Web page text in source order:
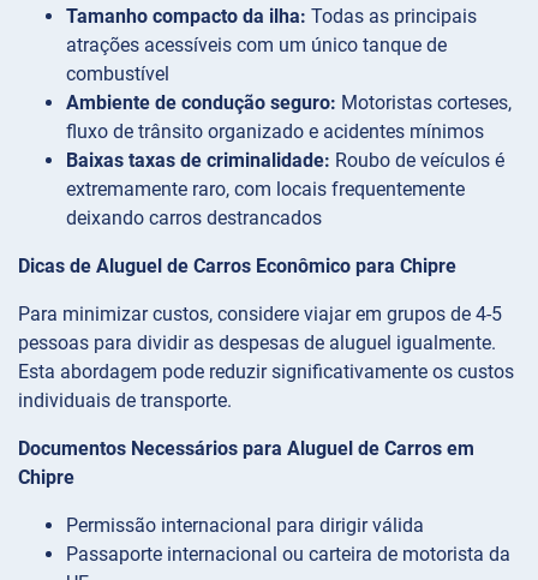
Tamanho compacto da ilha: Todas as principais
atrações acessíveis com um único tanque de
combustível
Ambiente de condução seguro: Motoristas corteses,
fluxo de trânsito organizado e acidentes mínimos
Baixas taxas de criminalidade: Roubo de veículos é
extremamente raro, com locais frequentemente
deixando carros destrancados
Dicas de Aluguel de Carros Econômico para Chipre
Para minimizar custos, considere viajar em grupos de 4-5
pessoas para dividir as despesas de aluguel igualmente.
Esta abordagem pode reduzir significativamente os custos
individuais de transporte.
Documentos Necessários para Aluguel de Carros em
Chipre
Permissão internacional para dirigir válida
Passaporte internacional ou carteira de motorista da